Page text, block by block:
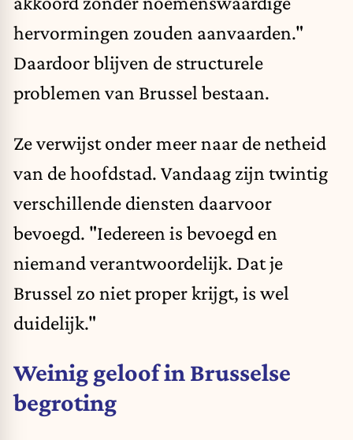
hervormingen zouden aanvaarden."
Daardoor blijven de structurele
problemen van Brussel bestaan.
Ze verwijst onder meer naar de netheid
van de hoofdstad. Vandaag zijn twintig
verschillende diensten daarvoor
bevoegd. "Iedereen is bevoegd en
niemand verantwoordelijk. Dat je
Brussel zo niet proper krijgt, is wel
duidelijk."
Weinig geloof in Brusselse
begroting